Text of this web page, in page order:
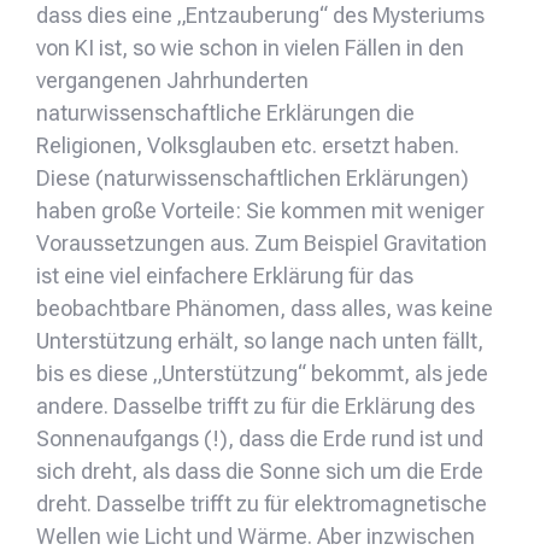
dass dies eine „Entzauberung“ des Mysteriums
von KI ist, so wie schon in vielen Fällen in den
vergangenen Jahrhunderten
naturwissenschaftliche Erklärungen die
Religionen, Volksglauben etc. ersetzt haben.
Diese (naturwissenschaftlichen Erklärungen)
haben große Vorteile: Sie kommen mit weniger
Voraussetzungen aus. Zum Beispiel Gravitation
ist eine viel einfachere Erklärung für das
beobachtbare Phänomen, dass alles, was keine
Unterstützung erhält, so lange nach unten fällt,
bis es diese „Unterstützung“ bekommt, als jede
andere. Dasselbe trifft zu für die Erklärung des
Sonnenaufgangs (!), dass die Erde rund ist und
sich dreht, als dass die Sonne sich um die Erde
dreht. Dasselbe trifft zu für elektromagnetische
Wellen wie Licht und Wärme. Aber inzwischen